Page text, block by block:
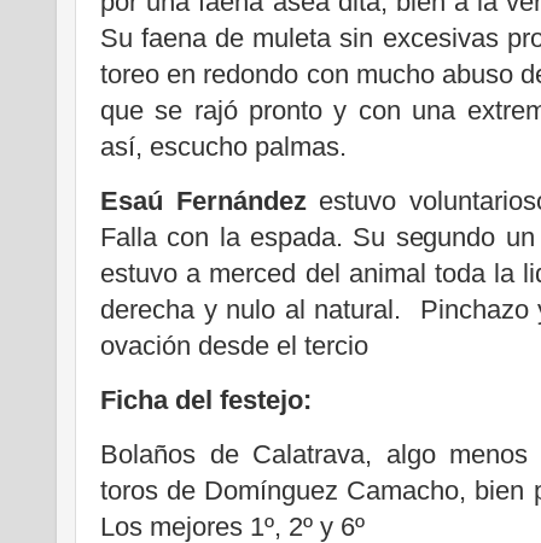
Su faena de muleta sin excesivas
toreo en redondo con mucho abuso
que se rajó pronto y con una
así, escucho palmas.
Esaú Fernándezestuvo
Falla con la espada. Su segundo
estuvo a merced del animal toda la
derecha y nulo al natural. Pinchazo
ovación desde el tercio
Ficha del festejo:
Bolaños de Calatrava, algo
toros de Domínguez Camacho, bien
Los mejores 1º, 2º y 6º